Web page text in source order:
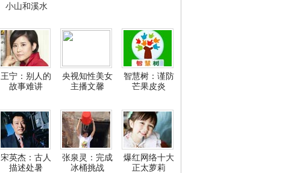
小山和溪水
王宁：别人的
故事难讲
央视知性美女
主播文馨
智慧树：谨防
芒果皮炎
宋英杰：古人
描述处暑
张泉灵：完成
冰桶挑战
爆红网络十大
正太萝莉